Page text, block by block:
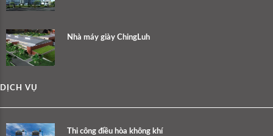
Nhà máy giày ChingLuh
DỊCH VỤ
Thi công điều hòa không khí